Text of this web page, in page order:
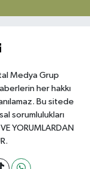
Medya Grup
her hakkı
Bu sitede
sorumlulukları
YORUMLARDAN